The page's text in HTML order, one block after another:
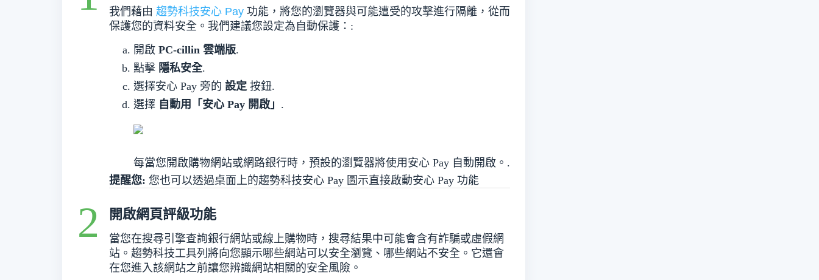
我們藉由 趨勢科技安心 Pay 功能，將您的瀏覽器與可能遭受的攻擊進行隔離，從而
保護您的資料安全。我們建議您設定為自動保護：:
開啟 PC-cillin 雲端版.
點擊 隱私安全.
選擇安心 Pay 旁的 設定 按鈕.
選擇 自動用「安心 Pay 開啟」 .
每當您開啟購物網站或網路銀行時，預設的瀏覽器將使用安心 Pay 自動開啟。.
提醒您: 您也可以透過桌面上的趨勢科技安心 Pay 圖示直接啟動安心 Pay 功能
開啟網頁評級功能
當您在搜尋引擎查詢銀行網站或線上購物時，搜尋結果中可能會含有詐騙或虛假網
站。趨勢科技工具列將向您顯示哪些網站可以安全瀏覽、哪些網站不安全。它還會
在您進入該網站之前讓您辨識網站相關的安全風險。